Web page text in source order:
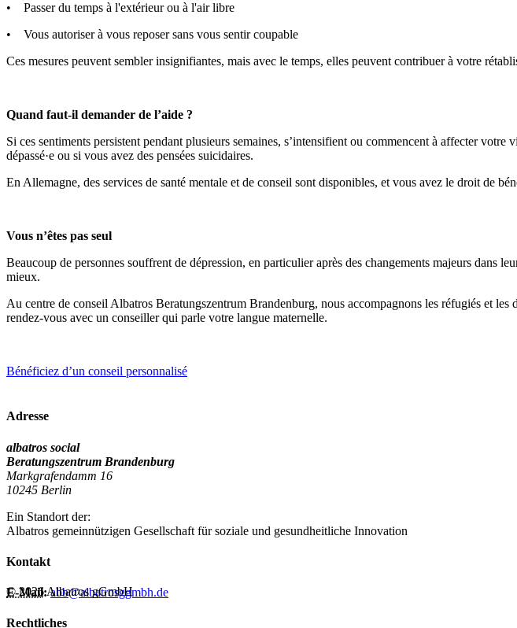
• Passer du temps à l'extérieur ou à l'air libre
• Vous autoriser à vous reposer sans vous sentir coupable
Ces mesures peuvent sembler insignifiantes, mais avec le temps, elles peuvent contribuer à votre
Quand faut-il demander de l’aide ?
Si ces sentiments persistent pendant plusieurs semaines, s’intensifient ou commencent à affecter
dépassé·e ou si vous avez des pensées suicidaires.
En Allemagne, des services de santé mentale et de conseil sont disponibles, et vous avez le droit de
Vous n’êtes pas seul
Beaucoup de personnes souffrent de dépression, en particulier après des changements majeurs dans
mieux.
Au centre de conseil Albatros Beratungszentrum Brandenburg, nous accompagnons les réfugiés et
rendez-vous avec un conseiller qui parle votre langue maternelle.
Bénéficiez d’un conseil personnalisé
Adresse
albatros social
Beratungszentrum Brandenburg
Markgrafendamm 16
10245 Berlin
Ein Standort der:
Albatros gemeinnützigen Gesellschaft für soziale und gesundheitliche Innovation
Kontakt
E-Mail: abb@albatrosggmbh.de
Rechtliches
© 2026 Albatros gGmbH